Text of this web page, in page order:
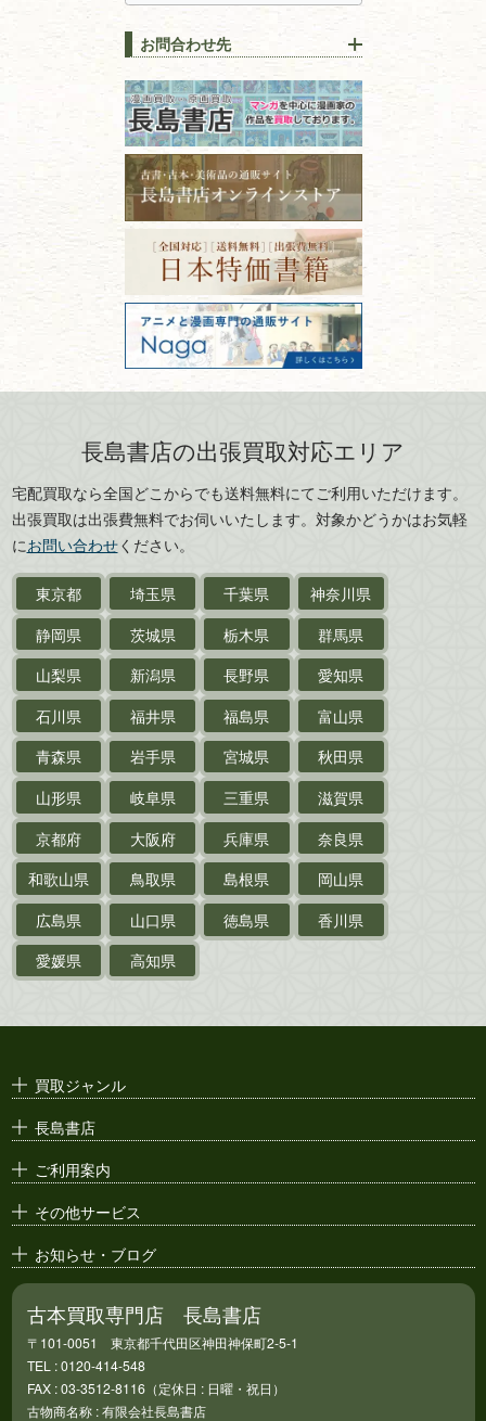
趣味・教養
書道
拓本・法帖・碑帖
篆刻・印譜
書道具
美術書・アート本・
デザイン本
カメラ・撮影術
版画・リトグラフ・
刀剣・鎧・甲冑
武道書・武術書
近代文学・
サイン色紙
作家草稿・原稿・肉筆物
探偵小説・推理小説
乗物
鉄道・
電車・バス
戦前・戦中の紙物・資料
絵葉書
支那・満洲・朝鮮・
台湾関係古資料
ポスター・チラシ・
上手な売り方のコツを解説
古本の保管方法と劣化する原
因！適切な管理で長持ちさせ
るコツ
古本は汚れていると買取でき
ない？適切な保管方法とクリ
ーニング！
ISBNコードとは？書籍の識別
番号の意味と役割を解説
価値ある古書を売るポイント
と注意点
山梨県
新潟県
長野県
愛知県
石川県
福井県
福島県
富山県
青森県
岩手県
宮城県
秋田県
山形県
岐阜県
三重県
滋賀県
京都府
大阪府
兵庫県
奈良県
島根県
岡山県
徳島県
香川県
愛媛県
お問合わせ先
古本買取専門店 長島書店
〒101-0051
東京都千代田区神田神保町2-5-1
フリーダイヤル：0120-414-548
電話：03-3512-8115
FAX：03-3512-8116
古物商許可：東京都公安委員会 第
301028901712号
古物商名称：有限会社長島書店
長島書店の出張買取対応エリア
宅配買取なら全国どこからでも送料無料にてご利用いただけます。
出張買取は出張費無料でお伺いいたします。対象かどうかはお気軽
にお問い合わせください。
東京都 埼玉県 千葉県
神奈川県
静岡県
茨城県 栃木県
群馬県
山梨県
新潟県 長野県
愛知県
石川県
福井県 福島県
富山県
青森県
岩手県 宮城県
秋田県
山形県
岐阜県 三重県
滋賀県
京都府
大阪府 兵庫県
奈良県
和歌山県
鳥取県 島根県
岡山県
広島県
山口県 徳島県
香川県
愛媛県
高知県
買取ジャンル
長島書店
ご利用案内
その他サービス
お知らせ・ブログ
古本買取専門店 長島書店
〒101-0051 東京都千代田区神田神保町2-5-1
TEL : 0120-414-548
FAX : 03-3512-8116（定休日 : 日曜・祝日）
古物商名称 : 有限会社長島書店